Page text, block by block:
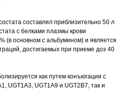
составлял приблизительно 50 л
с белками плазмы крови
(в основном с альбумином) и является
достигаемых при приеме доз 40
как путем конъюгации с
UGT1A3, UGT1A9 и UGT2B7, так и